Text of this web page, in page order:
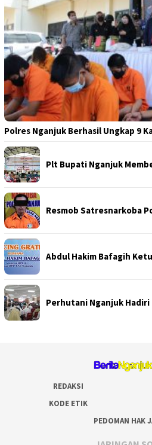
Polres Nganjuk Berhasil Ungkap 9
Plt Bupati Nganjuk
Resmob Satresnarkoba
Abdul Hakim Bafagih
Perhutani Nganjuk
REDAKSI
KODE ETIK
PEDOMAN HAK